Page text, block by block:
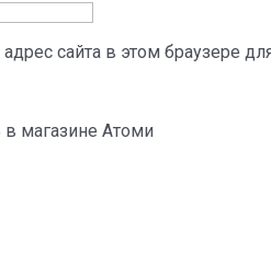
сайта в этом браузере
в магазине Атоми